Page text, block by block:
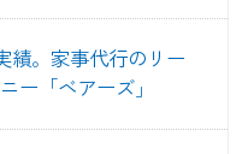
績。家事代行のリー
ー「ベアーズ」